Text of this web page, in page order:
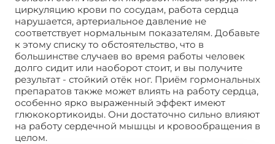
циркуляцию крови по сосудам, работа сердца
нарушается, артериальное давление не
соответствует нормальным показателям. Добавьте
к этому списку то обстоятельство, что в
большинстве случаев во время работы человек
долго сидит или наоборот стоит, и вы получите
результат - стойкий отёк ног. Приём гормональных
препаратов также может влиять на работу сердца,
особенно ярко выраженный эффект имеют
глюкокортикоиды. Они достаточно сильно влияют
на работу сердечной мышцы и кровообращения в
целом.